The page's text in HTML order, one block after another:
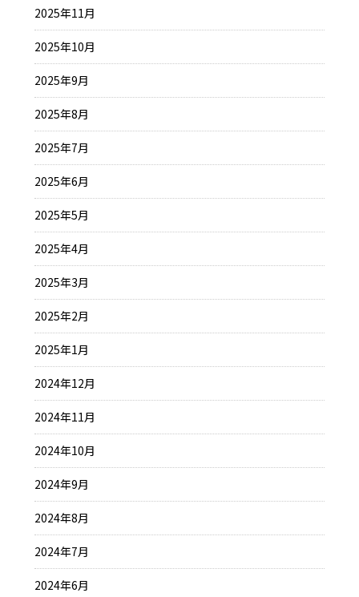
2025年11月
2025年10月
2025年9月
2025年8月
2025年7月
2025年6月
2025年5月
2025年4月
2025年3月
2025年2月
2025年1月
2024年12月
2024年11月
2024年10月
2024年9月
2024年8月
2024年7月
2024年6月